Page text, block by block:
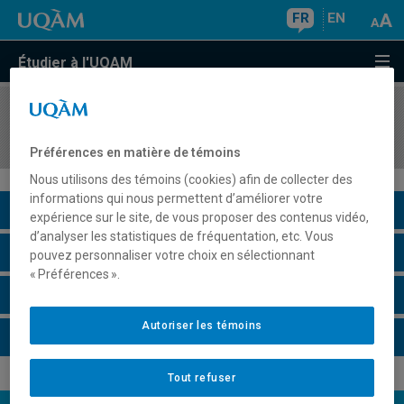
FR EN
Étudier à l'UQAM
COURS//
Description du cours
Horaire - Été 2026
Préférences en matière de témoins
Nous utilisons des témoins (cookies) afin de collecter des
informations qui nous permettent d’améliorer votre
expérience sur le site, de vous proposer des contenus vidéo,
d’analyser les statistiques de fréquentation, etc. Vous
pouvez personnaliser votre choix en sélectionnant
« Préférences ».
Tout refuser
Autoriser les témoins